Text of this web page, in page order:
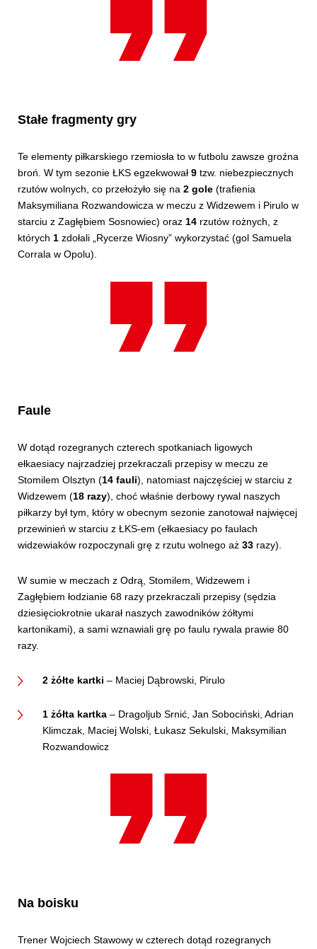
Stałe fragmenty gry
Te elementy piłkarskiego rzemiosła to w futbolu zawsze groźna
broń. W tym sezonie ŁKS egzekwował 9 tzw. niebezpiecznych
rzutów wolnych, co przełożyło się na 2 gole (trafienia
Maksymiliana Rozwandowicza w meczu z Widzewem i Pirulo w
starciu z Zagłębiem Sosnowiec) oraz 14 rzutów rożnych, z
których 1 zdołali „Rycerze Wiosny” wykorzystać (gol Samuela
Corrala w Opolu).
Faule
W dotąd rozegranych czterech spotkaniach ligowych
ełkaesiacy najrzadziej przekraczali przepisy w meczu ze
Stomilem Olsztyn (14 fauli), natomiast najczęściej w starciu z
Widzewem (18 razy), choć właśnie derbowy rywal naszych
piłkarzy był tym, który w obecnym sezonie zanotował najwięcej
przewinień w starciu z ŁKS-em (ełkaesiacy po faulach
widzewiaków rozpoczynali grę z rzutu wolnego aż 33 razy).
W sumie w meczach z Odrą, Stomilem, Widzewem i
Zagłębiem łodzianie 68 razy przekraczali przepisy (sędzia
dziesięciokrotnie ukarał naszych zawodników żółtymi
kartonikami), a sami wznawiali grę po faulu rywala prawie 80
razy.
2 żółte kartki – Maciej Dąbrowski, Pirulo
1 żółta kartka – Dragoljub Srnić, Jan Sobociński, Adrian
Klimczak, Maciej Wolski, Łukasz Sekulski, Maksymilian
Rozwandowicz
Na boisku
Trener Wojciech Stawowy w czterech dotąd rozegranych